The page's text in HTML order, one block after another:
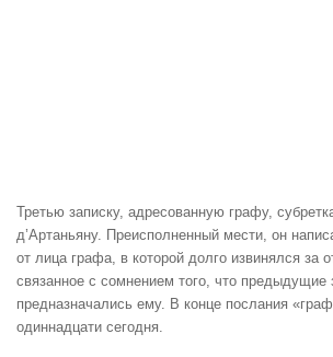
Третью записку, адресованную графу,
д’Артаньяну. Преисполненный мести, он
от лица графа, в которой долго извинялся за
связанное с сомнением того, что предыдущие
предназначались ему. В конце послания
одиннадцати сегодня.